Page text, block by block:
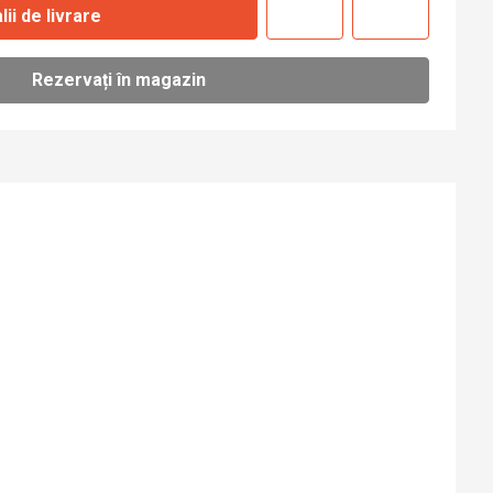
de livrare
Rezervați în magazin